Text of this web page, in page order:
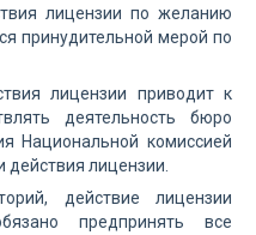
лицензии по желанию
принудительной мерой по
лицензии приводит к
деятельность бюро
Национальной комиссией
действия лицензии.
действие лицензии
предпринять все